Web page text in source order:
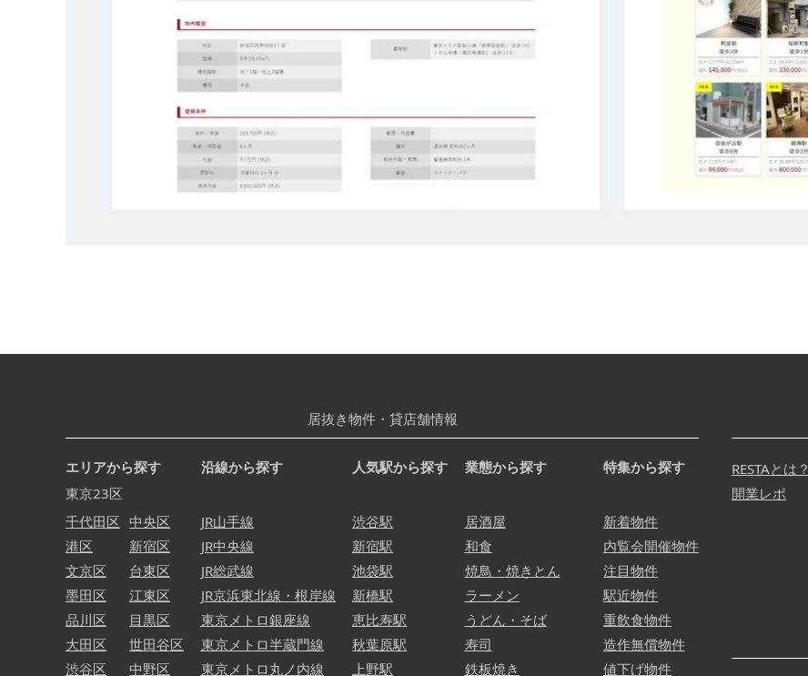
居抜き物件・貸店舗情報
エリアから探す
東京23区
千代田区
港区
文京区
墨田区
品川区
大田区
渋谷区
中央区
新宿区
台東区
江東区
目黒区
世田谷区
中野区
沿線から探す
JR山手線
JR中央線
JR総武線
JR京浜東北線・根岸線
東京メトロ銀座線
東京メトロ半蔵門線
東京メトロ丸ノ内線
人気駅から探す
渋谷駅
新宿駅
池袋駅
新橋駅
恵比寿駅
秋葉原駅
上野駅
業態から探す
居酒屋
和食
焼鳥・焼きとん
ラーメン
うどん・そば
寿司
鉄板焼き
特集から探す
新着物件
内覧会開催物件
注目物件
駅近物件
重飲食物件
造作無償物件
値下げ物件
RESTAとは？
開業レポ